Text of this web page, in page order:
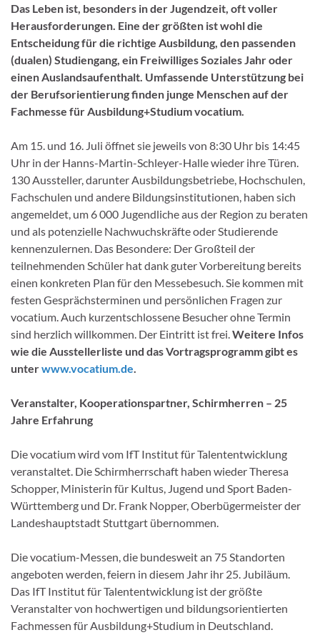
Das Leben ist, besonders in der Jugendzeit, oft voller
Herausforderungen. Eine der größten ist wohl die
Entscheidung für die richtige Ausbildung, den passenden
(dualen) Studiengang, ein Freiwilliges Soziales Jahr oder
einen Auslandsaufenthalt. Umfassende Unterstützung bei
der Berufsorientierung finden junge Menschen auf der
Fachmesse für Ausbildung+Studium vocatium.
Am 15. und 16. Juli öffnet sie jeweils von 8:30 Uhr bis 14:45
Uhr in der Hanns-Martin-Schleyer-Halle wieder ihre Türen.
130 Aussteller, darunter Ausbildungsbetriebe, Hochschulen,
Fachschulen und andere Bildungsinstitutionen, haben sich
angemeldet, um 6 000 Jugendliche aus der Region zu beraten
und als potenzielle Nachwuchskräfte oder Studierende
kennenzulernen. Das Besondere: Der Großteil der
teilnehmenden Schüler hat dank guter Vorbereitung bereits
einen konkreten Plan für den Messebesuch. Sie kommen mit
festen Gesprächsterminen und persönlichen Fragen zur
vocatium. Auch kurzentschlossene Besucher ohne Termin
sind herzlich willkommen. Der Eintritt ist frei.Weitere Infos
wie die Ausstellerliste und das Vortragsprogramm gibt es
unterwww.vocatium.de.
Veranstalter, Kooperationspartner, Schirmherren – 25
Jahre Erfahrung
Die vocatium wird vom IfT Institut für Talententwicklung
veranstaltet. Die Schirmherrschaft haben wieder Theresa
Schopper, Ministerin für Kultus, Jugend und Sport Baden-
Württemberg und Dr. Frank Nopper, Oberbügermeister der
Landeshauptstadt Stuttgart übernommen.
Die vocatium-Messen, die bundesweit an 75 Standorten
angeboten werden, feiern in diesem Jahr ihr 25. Jubiläum.
Das IfT Institut für Talententwicklung ist der größte
Veranstalter von hochwertigen und bildungsorientierten
Fachmessen für Ausbildung+Studium in Deutschland.